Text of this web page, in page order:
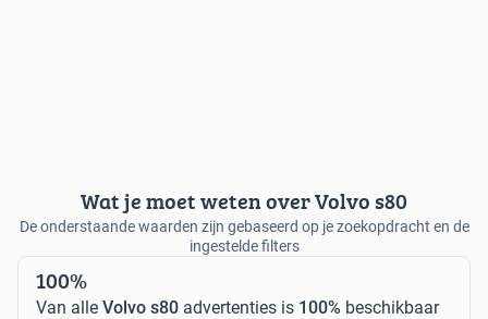
Wat je moet weten over Volvo s80
De onderstaande waarden zijn gebaseerd op je zoekopdracht en de
ingestelde filters
100%
Van alle Volvo s80 advertenties is 100% beschikbaar